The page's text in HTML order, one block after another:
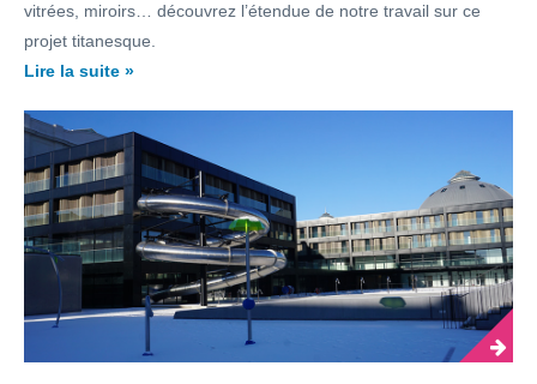
vitrées, miroirs… découvrez l’étendue de notre travail sur ce
projet titanesque.
Lire la suite »